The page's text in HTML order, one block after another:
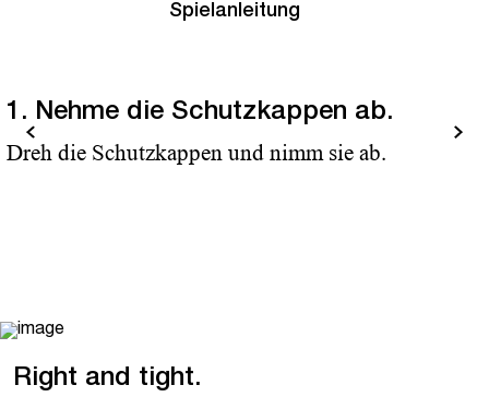
Spielanleitung
Weiter
1. Nehme die Schutzkappen ab.
Dreh die Schutzkappen und nimm sie ab.
Right and tight.